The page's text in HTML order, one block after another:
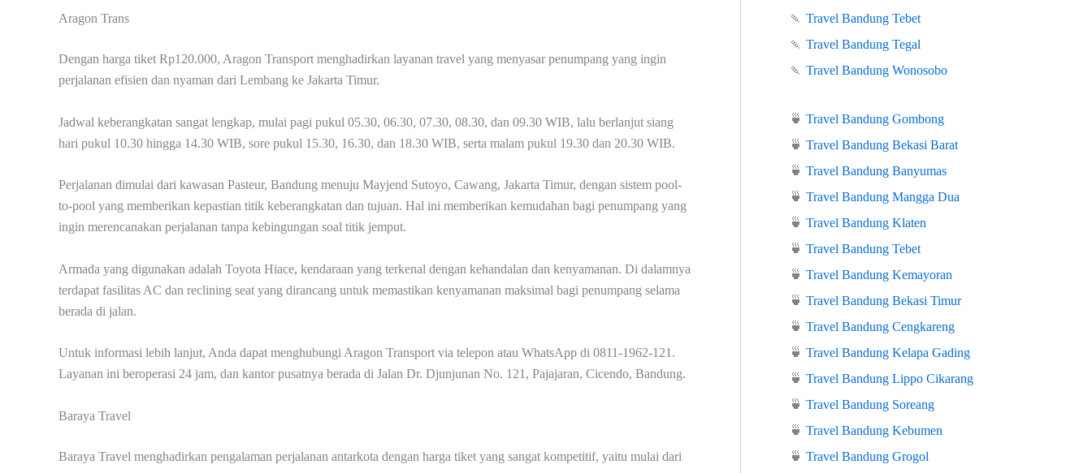
Aragon Trans
Dengan harga tiket Rp120.000, Aragon Transport menghadirkan layanan travel yang menyasar penumpang yang ingin
perjalanan efisien dan nyaman dari Lembang ke Jakarta Timur.
Jadwal keberangkatan sangat lengkap, mulai pagi pukul 05.30, 06.30, 07.30, 08.30, dan 09.30 WIB, lalu berlanjut siang
hari pukul 10.30 hingga 14.30 WIB, sore pukul 15.30, 16.30, dan 18.30 WIB, serta malam pukul 19.30 dan 20.30 WIB.
Perjalanan dimulai dari kawasan Pasteur, Bandung menuju Mayjend Sutoyo, Cawang, Jakarta Timur, dengan sistem pool-
to-pool yang memberikan kepastian titik keberangkatan dan tujuan. Hal ini memberikan kemudahan bagi penumpang yang
ingin merencanakan perjalanan tanpa kebingungan soal titik jemput.
Armada yang digunakan adalah Toyota Hiace, kendaraan yang terkenal dengan kehandalan dan kenyamanan. Di dalamnya
terdapat fasilitas AC dan reclining seat yang dirancang untuk memastikan kenyamanan maksimal bagi penumpang selama
berada di jalan.
Untuk informasi lebih lanjut, Anda dapat menghubungi Aragon Transport via telepon atau WhatsApp di 0811-1962-121.
Layanan ini beroperasi 24 jam, dan kantor pusatnya berada di Jalan Dr. Djunjunan No. 121, Pajajaran, Cicendo, Bandung.
Baraya Travel
Baraya Travel menghadirkan pengalaman perjalanan antarkota dengan harga tiket yang sangat kompetitif, yaitu mulai dari
🍡 Travel Bandung Tebet
🍡 Travel Bandung Tegal
🍡 Travel Bandung Wonosobo
🍵 Travel Bandung Gombong
🍵 Travel Bandung Bekasi Barat
🍵 Travel Bandung Banyumas
🍵 Travel Bandung Mangga Dua
🍵 Travel Bandung Klaten
🍵 Travel Bandung Tebet
🍵 Travel Bandung Kemayoran
🍵 Travel Bandung Bekasi Timur
🍵 Travel Bandung Cengkareng
🍵 Travel Bandung Kelapa Gading
🍵 Travel Bandung Lippo Cikarang
🍵 Travel Bandung Soreang
🍵 Travel Bandung Kebumen
🍵 Travel Bandung Grogol